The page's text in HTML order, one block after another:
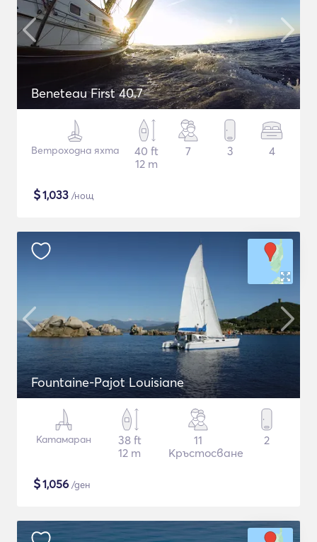
Beneteau First 40.7
Ветроходна яхта
40 ft
12 m
7 3 4
$1,033 /нощ
Fountaine-Pajot Louisiane
Катамаран
38 ft
12 m
11
Кръстосване
2
$1,056 /ден